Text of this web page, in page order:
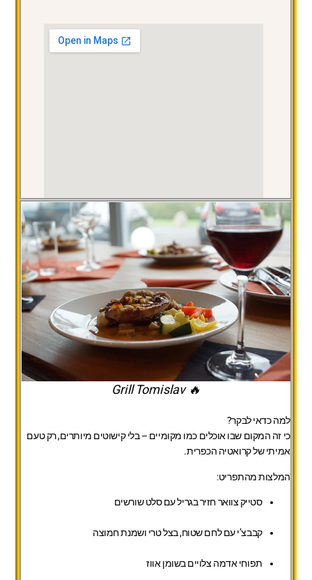
🔥 Grill Tomislav
למה כדאי לבקר?
כי זה המקום שבו אוכלים כמו מקומיים – בלי קישוטים מיותרים, רק טעם
אמיתי של קרואטיה הכפרית.
המלצות מהתפריט:
סטייק צוואר חזיר בגריל עם סלט שורשים
קבבצ’י עם לחם שטוח, בצל טרי ושמנת חמוצה
תפוחי אדמה צלויים בשומן אווז